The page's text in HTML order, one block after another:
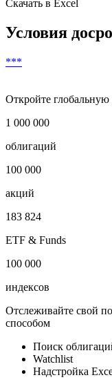
Скачать в Excel
Условия
***
Откройте
1 000 000
облигаций
100 000
акций
183 824
ETF & Funds
100 000
индексов
Отслеживайте свой
способом
Поиск
Watchlist
Надстройка